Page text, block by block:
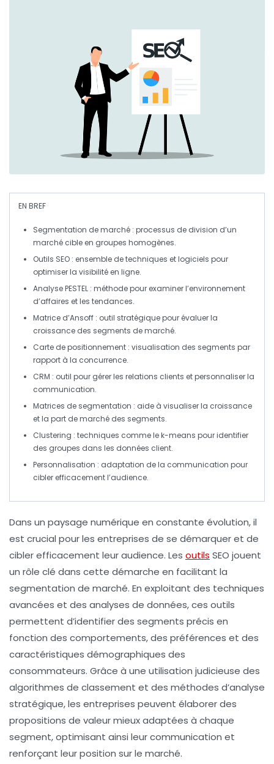
EN BREF
Segmentation de marché : processus de division d’un
marché cible en groupes homogènes.
Outils SEO : ensemble de techniques et logiciels pour
optimiser la visibilité en ligne.
Analyse PESTEL : méthode pour examiner l’environnement
d’affaires et les tendances.
Matrice d’Ansoff : outil stratégique pour évaluer la
croissance des segments de marché.
Carte de positionnement : visualisation des segments par
rapport à la concurrence.
CRM : outil pour gérer les relations clients et personnaliser la
communication.
Matrices de segmentation : aide à visualiser la croissance
et la part de marché des segments.
Clustering : techniques comme lek-means pour identifier
des groupes dans les données client.
Personnalisation : adaptation de la communication pour
cibler efficacement l’audience.
Dans un paysage numérique en constante évolution, il
est crucial pour les entreprises de se démarquer et de
cibler efficacement leur audience. Les outils SEO jouent
un rôle clé dans cette démarche en facilitant la
segmentation de marché. En exploitant des techniques
avancées et des analyses de données, ces outils
permettent d’identifier des segments précis en
fonction des comportements, des préférences et des
caractéristiques démographiques des
consommateurs. Grâce à une utilisation judicieuse des
algorithmes de classement et des méthodes d’analyse
stratégique, les entreprises peuvent élaborer des
propositions de valeur mieux adaptées à chaque
segment, optimisant ainsi leur communication et
renforçant leur position sur le marché.